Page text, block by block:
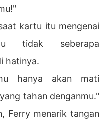
kartu itu mengenai
tidak seberapa
hatinya.
hanya akan mati
tahan denganmu."
Ferry menarik tangan